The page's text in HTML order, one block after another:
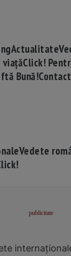
Actualitate
Click!
Bună!Contact
Vedete